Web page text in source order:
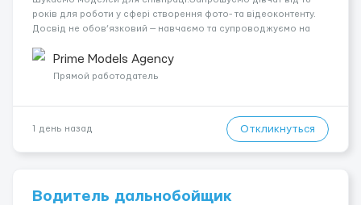
років для роботи у сфері створення фото- та відеоконтенту.
Досвід не обов’язковий — навчаємо та супроводжуємо на
конфіденційність і професійну підтримку. Працюємо офіційно,
поважаємо особ...
Prime Models Agency
Прямой работодатель
1 день назад Откликнуться
Водитель дальнобойщик